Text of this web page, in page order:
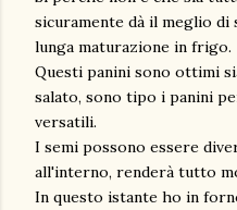
sicuramente dà il meglio di
lunga maturazione in frigo.
Questi panini sono ottimi
salato, sono tipo i panini
versatili.
I semi possono essere
all'interno, renderà tutto
In questo istante ho in